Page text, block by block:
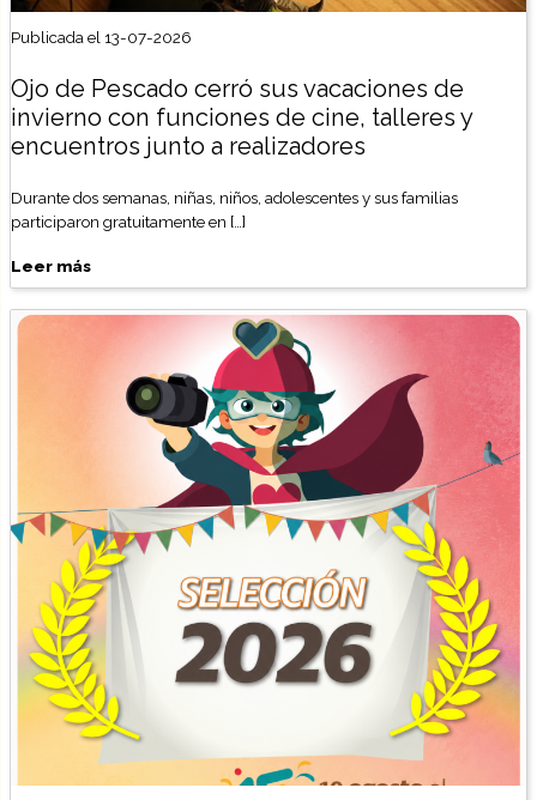
Publicada el 13-07-2026
Ojo de Pescado cerró sus vacaciones de
invierno con funciones de cine, talleres y
encuentros junto a realizadores
Durante dos semanas, niñas, niños, adolescentes y sus familias
participaron gratuitamente en […]
Leer más